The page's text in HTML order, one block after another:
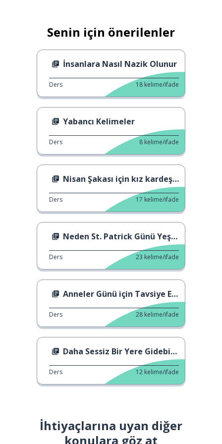
Senin için önerilenler
İnsanlara Nasıl Nazik Olunur
Ders 18 kelime/ifade
Yabancı Kelimeler
Ders 8 kelime/ifade
Nisan Şakası için kız kardeşime
Ders 17 kelime/ifade
Neden St. Patrick Günü Yeşil?
Ders 23 kelime/ifade
Anneler Günü için Tavsiye Edilen Hediye
Ders 28 kelime/ifade
Daha Sessiz Bir Yere Gidebilir miyiz?
Ders 12 kelime/ifade
İhtiyaçlarına uyan diğer
konulara göz at